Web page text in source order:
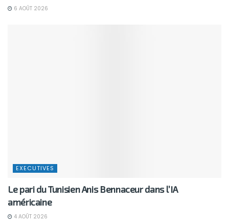
6 AOÛT 2026
EXECUTIVES
Le pari du Tunisien Anis Bennaceur dans l’IA
américaine
4 AOÛT 2026